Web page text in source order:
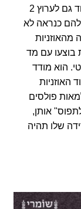
עכשיו מזהירים מאוזניות אלחוטיות.כל הכבוד גם לערוץ 2
לא
מד